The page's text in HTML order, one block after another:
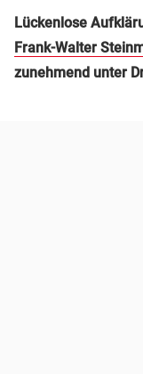
Lückenlose
Frank-Walter
zunehmend unter